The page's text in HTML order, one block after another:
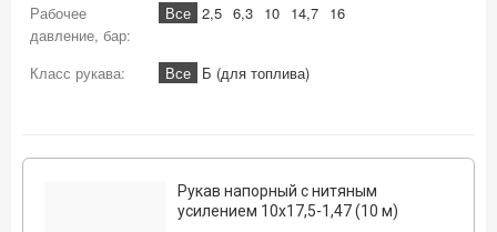
Рабочее
давление, бар:
Все 2,5 6,3 10 14,7 16
Класс рукава: Все Б (для топлива)
Рукав напорный с нитяным
усилением 10х17,5-1,47 (10 м)